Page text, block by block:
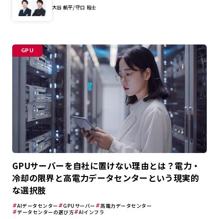
大谷 航平/守口 裕士
GPU
GPUサーバーを自社に置けない理由とは？電力・
冷却の限界と高電力データセンターという現実的
な選択肢
AIデータセンター GPUサーバー
高電力データセンター
データセンターの選び方
AIインフラ